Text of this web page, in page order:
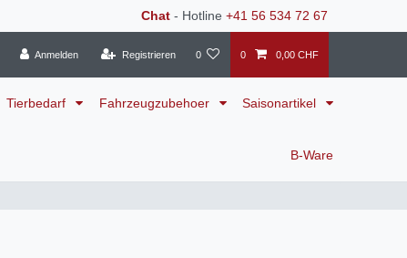
Chat - Hotline +41 56 534 72 67
Anmelden Registrieren 0 0 0,00 CHF
Tierbedarf Fahrzeugzubehoer Saisonartikel
B-Ware